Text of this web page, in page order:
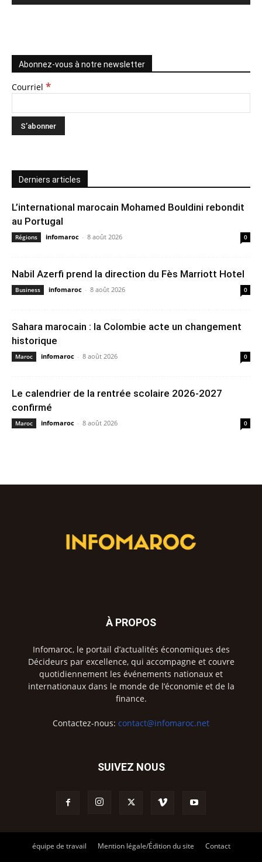
Abonnez-vous à notre newsletter
Courriel *
Derniers articles
L’international marocain Mohamed Bouldini rebondit
au Portugal
Régions infomaroc - 8 août 2026 0
Nabil Azerfi prend la direction du Fès Marriott Hotel
Business infomaroc - 8 août 2026 0
Sahara marocain : la Colombie acte un changement
historique
Maroc infomaroc - 8 août 2026 0
Le calendrier de la rentrée scolaire 2026-2027
confirmé
Maroc infomaroc - 8 août 2026 0
À PROPOS
Infomaroc, le portail d’actualités économiques des
Décideurs par excellence, qui accompagne et couvre
quotidiennement les événements nationaux et
internationaux dans le monde de l’économie et de la
finance.
Contactez-nous: contact@infomaroc.net
SUIVEZ NOUS
équipe de travail Mention légale/Édition du site Contact